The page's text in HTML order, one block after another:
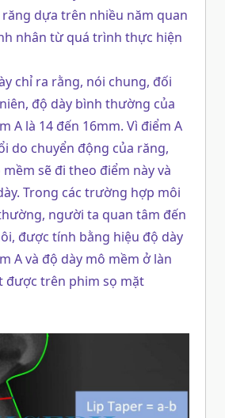
dựa trên nhiều năm quan
nhân từ quá trình thực hiện
chỉ ra rằng, nói chung, đối
độ dày bình thường của
A là 14 đến 16mm. Vì điểm A
do chuyển động của răng,
sẽ đi theo điểm này và
Trong các trường hợp môi
người ta quan tâm đến
được tính bằng hiệu độ dày
A và độ dày mô mềm ở làn
được trên phim sọ mặt